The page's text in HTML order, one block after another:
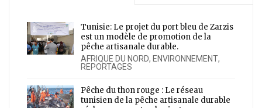
Tunisie: Le projet du port bleu de Zarzis
est un modèle de promotion de la
pêche artisanale durable.
AFRIQUE DU NORD, ENVIRONNEMENT,
REPORTAGES
Pêche du thon rouge : Le réseau
tunisien de la pêche artisanale durable